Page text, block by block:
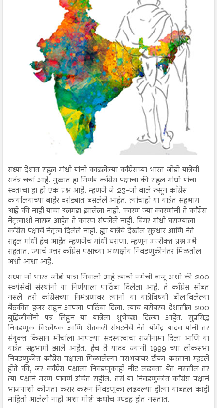
सध्या देशात राहुल गांधी यांनी काढलेल्या काँग्रेसच्या भारत जोडो यात्रेची
सर्वत्र चर्चा आहे. मुळात हा निर्णय काँग्रेस पक्षाचा की राहुल गांधी यांचा
स्वतःचा हा ही एक प्रश्न आहे. म्हणजे जे 23-जी वाले रुसून काँग्रेस
कार्यालयाच्या बाहेर वरांड्यात बसलेले आहेत. त्यांचाही या यात्रेत सहभाग
आहे की नाही याचा उलगडा झालेला नाही. कारण ज्या कारणांनी ते काँग्रेस
नेतृत्वाशी नाराज आहेत ते कारण संपलेले नाही. बिगर गांधी घराण्याला
काँग्रेस पक्षाचे नेतृत्व दिलेले नाही. ह्या यात्रेचे देखील सुत्रधार आणि नेते
राहुल गांधी हेच आहेत म्हणजेच गांधी घराणा. म्हणून उपरोक्त प्रश्न उभे
राहतात. ज्याचे उत्तर काँग्रेस पक्षाच्या अध्यक्षीय निवडणुकीनंतर मिळतील
अशी आशा आहे.
सध्या जी भारत जोडो यात्रा निघाली आहे त्याची जमेची बाजू अशी की 200
स्वयंसेवी संस्थांनी या निर्णयाला पाठिंबा दिलेला आहे. ते काँग्रेस सोबत
नसले तरी काँग्रेसच्या निमंत्रणावर त्यांनी या यात्रेविषयी बोलाविलेल्या
बैठकीत हजर राहून आपला पाठिंबा दिला. त्याच बरोबरच देशातील 200
बुद्धिजीवींनी पत्र लिहून या यात्रेला शुभेच्छा दिल्या आहेत. सुप्रसिद्ध
निवडणूक विश्लेषक आणि शेतकरी संघटनेचे नेते योगेंद्र यादव यांनी तर
संयुक्त किसान मोर्चाला आपल्या सदस्यत्वाचा राजीनामा दिला आणि या
यात्रेत सहभागी झाले आहेत. हेच ते यादव ज्यांनी 1999 च्या लोकसभा
निवडणुकीत काँग्रेस पक्षाला मिळालेल्या पराभवावर टीका करताना म्हटले
होते की, जर काँग्रेस पक्षाला निवडणुकाही नीट लढवता येत नसतील तर
त्या पक्षाने मरण पावणे उचित राहील. तसे या निवडणुकीत काँग्रेस पक्षाने
भाजपाशी कोणता करार करून निवडणुका लढवल्या होत्या याबद्दल काही
माहिती आलेली नाही अशा गोष्टी कधीच उघडह होत नसतात.